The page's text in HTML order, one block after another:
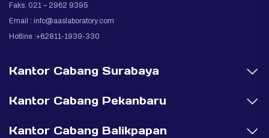
Faks. 021 – 2962 9395
Email : info@aaslaboratory.com
Hotline :+62811-1939-330
Kantor Cabang Surabaya
Kantor Cabang Pekanbaru
Kantor Cabang Balikpapan